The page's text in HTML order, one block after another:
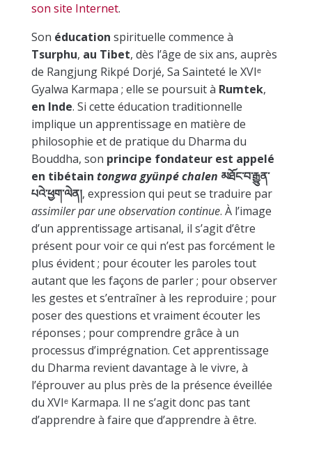
son site Internet.
Son éducation spirituelle commence à
Tsurphu, au Tibet, dès l’âge de six ans, auprès
de Rangjung Rikpé Dorjé, Sa Sainteté le XVIᵉ
Gyalwa Karmapa ; elle se poursuit à Rumtek,
en Inde. Si cette éducation traditionnelle
implique un apprentissage en matière de
philosophie et de pratique du Dharma du
Bouddha, son principe fondateur est appelé
en tibétain tongwa gyünpé chalen མཐོང་བ་རྒྱུན་
པའེ་ཕྱག་ལེན།, expression qui peut se traduire par
assimiler par une observation continue. À l’image
d’un apprentissage artisanal, il s’agit d’être
présent pour voir ce qui n’est pas forcément le
plus évident ; pour écouter les paroles tout
autant que les façons de parler ; pour observer
les gestes et s’entraîner à les reproduire ; pour
poser des questions et vraiment écouter les
réponses ; pour comprendre grâce à un
processus d’imprégnation. Cet apprentissage
du Dharma revient davantage à le vivre, à
l’éprouver au plus près de la présence éveillée
du XVIᵉ Karmapa. Il ne s’agit donc pas tant
d’apprendre à faire que d’apprendre à être.